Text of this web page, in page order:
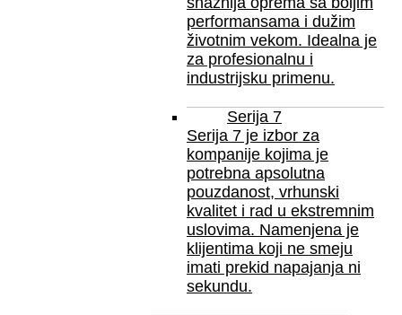
performansama i dužim
životnim vekom. Idealna je
za profesionalnu i
industrijsku primenu.
Serija 7
Serija 7 je izbor za
kompanije kojima je
potrebna apsolutna
pouzdanost, vrhunski
kvalitet i rad u ekstremnim
uslovima. Namenjena je
klijentima koji ne smeju
imati prekid napajanja ni
sekundu.